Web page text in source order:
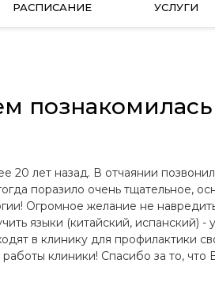
РАСПИСАНИЕ УСЛУГИ
познакомилась
20 лет назад. В отчаянии
поразило очень тщательное,
Огромное желание не
языки (китайский, испанский)
в клинику для профилактики
клиники! Спасибо за то,